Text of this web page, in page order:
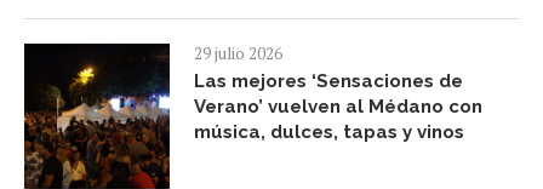
29 julio 2026
Las mejores ‘Sensaciones de
Verano’ vuelven al Médano con
música, dulces, tapas y vinos